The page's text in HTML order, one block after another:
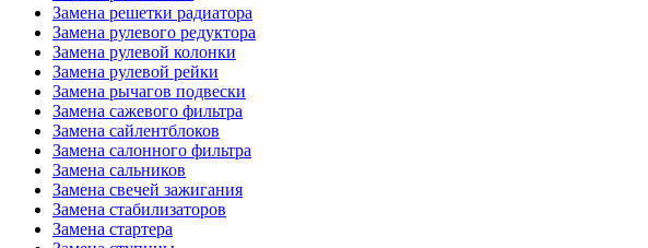
Замена решетки радиатора
Замена рулевого редуктора
Замена рулевой колонки
Замена рулевой рейки
Замена рычагов подвески
Замена сажевого фильтра
Замена сайлентблоков
Замена салонного фильтра
Замена сальников
Замена свечей зажигания
Замена стабилизаторов
Замена стартера